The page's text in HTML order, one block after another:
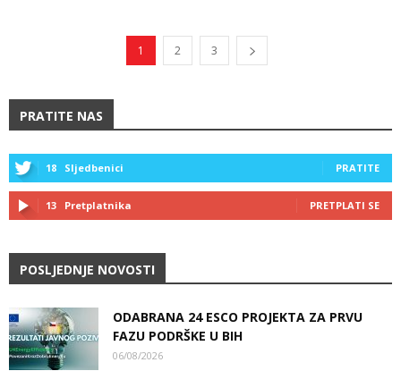
1 2 3
PRATITE NAS
18 Sljedbenici PRATITE
13 Pretplatnika PRETPLATI SE
POSLJEDNJE NOVOSTI
ODABRANA 24 ESCO PROJEKTA ZA PRVU
FAZU PODRŠKE U BIH
06/08/2026